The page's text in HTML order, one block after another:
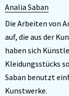
Analia Saban
Die Arbeiten von
auf, die aus der
haben sich
Kleidungsstücks
Saban benutzt
Kunstwerke.